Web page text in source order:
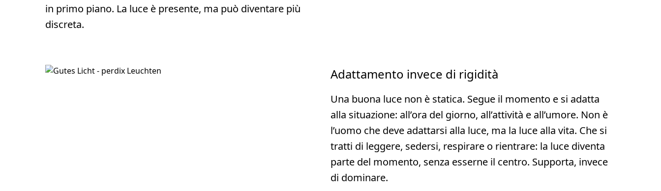
in primo piano. La luce è presente, ma può diventare più
discreta.
Adattamento invece di rigidità
Una buona luce non è statica. Segue il momento e si adatta
alla situazione: all’ora del giorno, all’attività e all’umore. Non è
l’uomo che deve adattarsi alla luce, ma la luce alla vita. Che si
tratti di leggere, sedersi, respirare o rientrare: la luce diventa
parte del momento, senza esserne il centro. Supporta, invece
di dominare.